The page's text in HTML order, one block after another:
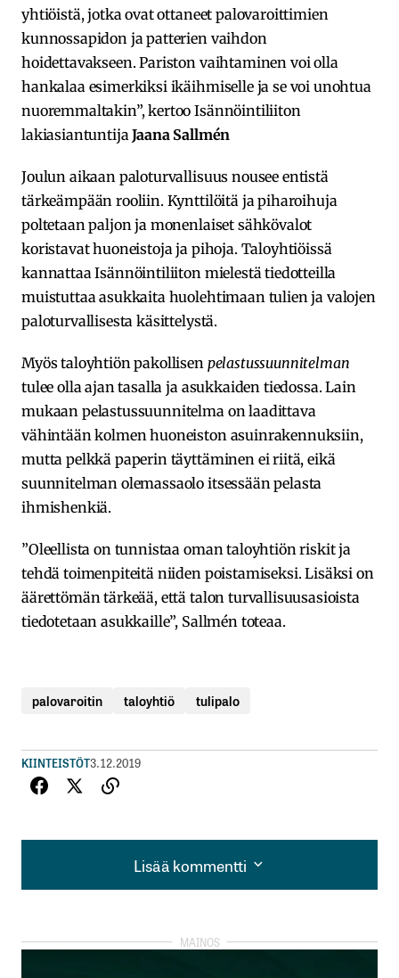
yhtiöistä, jotka ovat ottaneet palovaroittimien
kunnossapidon ja patterien vaihdon
hoidettavakseen. Pariston vaihtaminen voi olla
hankalaa esimerkiksi ikäihmiselle ja se voi unohtua
nuoremmaltakin”, kertoo Isännöintiliiton
lakiasiantuntijaJaana Sallmén
Joulun aikaan paloturvallisuus nousee entistä
tärkeämpään rooliin. Kynttilöitä ja piharoihuja
poltetaan paljon ja monenlaiset sähkövalot
koristavat huoneistoja ja pihoja. Taloyhtiöissä
kannattaa Isännöintiliiton mielestä tiedotteilla
muistuttaa asukkaita huolehtimaan tulien ja valojen
paloturvallisesta käsittelystä.
Myös taloyhtiön pakollisen pelastussuunnitelman
tulee olla ajan tasalla ja asukkaiden tiedossa. Lain
mukaan pelastussuunnitelma on laadittava
vähintään kolmen huoneiston asuinrakennuksiin,
mutta pelkkä paperin täyttäminen ei riitä, eikä
suunnitelman olemassaolo itsessään pelasta
ihmishenkiä.
”Oleellista on tunnistaa oman taloyhtiön riskit ja
tehdä toimenpiteitä niiden poistamiseksi. Lisäksi on
äärettömän tärkeää, että talon turvallisuusasioista
tiedotetaan asukkaille”, Sallmén toteaa.
palovaroitin taloyhtiö tulipalo
KIINTEISTÖT3.12.2019
Lisää kommentti
Lisää kommentti
kirjautua